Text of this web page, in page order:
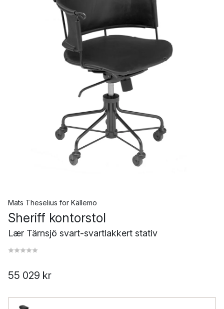
Mats Theselius for Källemo
Sheriff kontorstol
Lær Tärnsjö svart-svartlakkert stativ
55 029 kr